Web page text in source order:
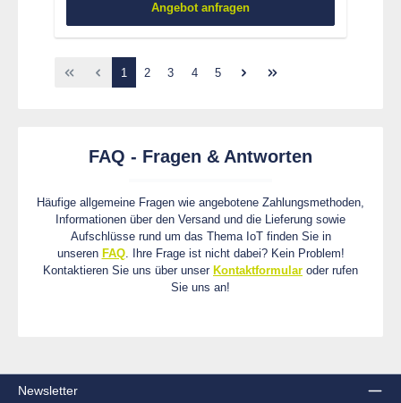
Angebot anfragen
Seite
1 Seite
2 Seite
3 Seite
4 Seite
5
FAQ - Fragen & Antworten
Häufige allgemeine Fragen wie angebotene Zahlungsmethoden,
Informationen über den Versand und die Lieferung sowie
Aufschlüsse rund um das Thema IoT finden Sie in
unseren FAQ. Ihre Frage ist nicht dabei? Kein Problem!
Kontaktieren Sie uns über unser Kontaktformular oder rufen
Sie uns an!
Newsletter